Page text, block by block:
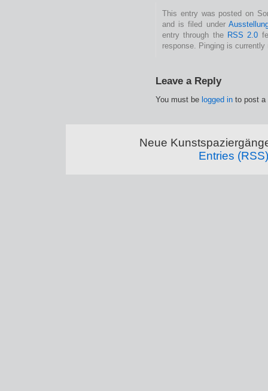
This entry was posted on
and is filed under
entry through the RSS 2.0
response. Pinging is currently
Leave a Reply
You must be logged in to post a
Neue
Entries (RSS)